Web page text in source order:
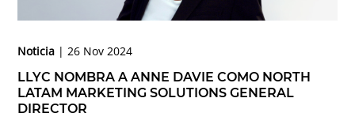
Noticia
26 Nov 2024
LLYC NOMBRA A ANNE DAVIE COMO NORTH
LATAM MARKETING SOLUTIONS GENERAL
DIRECTOR